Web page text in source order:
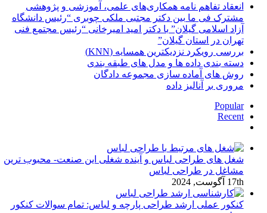
انعقاد تفاهم نامه همکاری‌های علمی، آموزشی و پژوهشی
مشترک فی ما بین دکتر مجتبی ملکی چوبری “رئیس دانشگاه
آزاد اسلامی گیلان” با دکتر امید امیرخانی “رئیس مجتمع فنی
تهران در استان گیلان”
بررسی رویکرد نزدیکترین همسایه (KNN)
دسته‌ بندی داده‌ ها و مدل‌ های طبقه‌ بندی
روش های آماده سازی مجموعه دادگان
مروری بر آنالیز داده
Popular
Recent
شغل های طراحی لباس و آینده شغلی این صنعت- محبوب ترین
مشاغل در طراحی لباس
17th آگوست, 2024
کنکور عملی ارشد طراحی پارچه و لباس: تمام سوالات کنکور